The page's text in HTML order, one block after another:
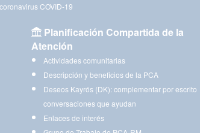
coronavirus COVID-19
Planificación Compartida de la
Atención
Actividades comunitarias
Descripción y beneficios de la PCA
Deseos Kayrós (DK): complementar por escrito
conversaciones que ayudan
Enlaces de interés